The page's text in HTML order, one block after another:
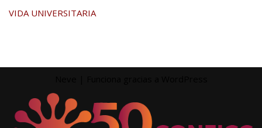
VIDA UNIVERSITARIA